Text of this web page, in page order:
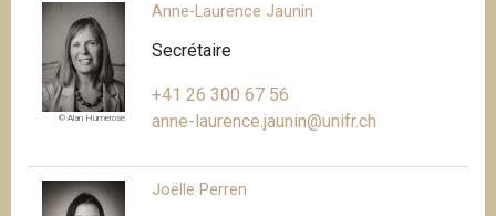
© Alan Humerose
Anne-Laurence Jaunin
Secrétaire
+41 26 300 67 56
anne-laurence.jaunin@unifr.ch
Joëlle Perren